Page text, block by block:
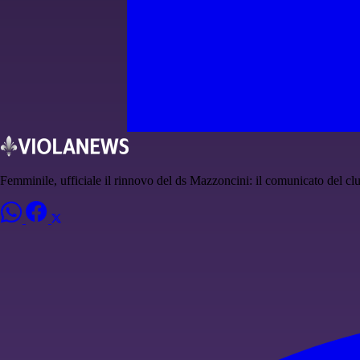
Femminile, ufficiale il rinnovo del ds Mazzoncini: il comunicato del